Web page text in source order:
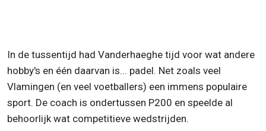
In de tussentijd had Vanderhaeghe tijd voor wat andere
hobby's en één daarvan is... padel. Net zoals veel
Vlamingen (en veel voetballers) een immens populaire
sport. De coach is ondertussen P200 en speelde al
behoorlijk wat competitieve wedstrijden.